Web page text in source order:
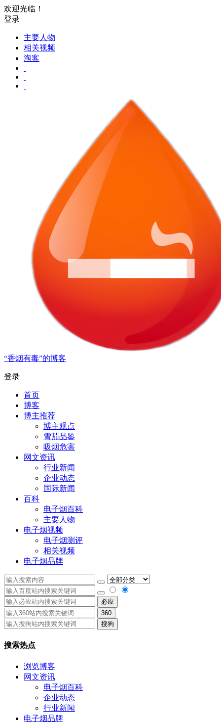
欢迎光临！
登录
主要人物
相关视频
淘客
“香烟有毒”的博客
登录
首页
博客
博主推荐
博主观点
雪茄品鉴
吸烟危害
网文资讯
行业新闻
企业动态
国际新闻
百科
电子烟百科
主要人物
电子烟视频
电子烟测评
相关视频
电子烟品牌
必应
360
搜狗
搜索热点
浏览博客
网文资讯
电子烟百科
企业动态
行业新闻
电子烟品牌